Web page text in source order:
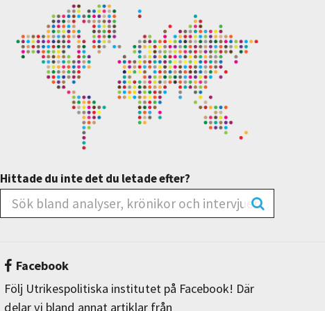
Hittade du inte det du letade efter?
Facebook
Följ Utrikespolitiska institutet på Facebook! Där
delar vi bland annat artiklar från